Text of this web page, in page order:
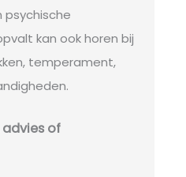
psychische
kan ook horen bij
temperament,
of